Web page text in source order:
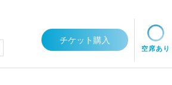
チケット購入
空席あり